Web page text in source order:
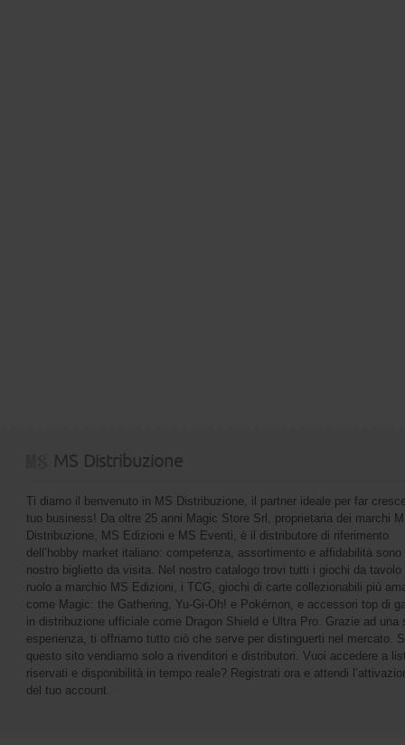
MS Distribuzione
Ti diamo il benvenuto in MS Distribuzione, il partner ideale per far
tuo business! Da oltre 25 anni Magic Store Srl, proprietaria dei marchi
Distribuzione, MS Edizioni e MS Eventi, è il distributore di riferimento
dell’hobby market italiano: competenza, assortimento e affidabilità sono
nostro biglietto da visita. Nel nostro catalogo trovi tutti i giochi da tavolo
ruolo a marchio MS Edizioni, i TCG, giochi di carte collezionabili più
come Magic: the Gathering, Yu-Gi-Oh! e Pokémon, e accessori top di
in distribuzione ufficiale come Dragon Shield e Ultra Pro. Grazie ad una
esperienza, ti offriamo tutto ciò che serve per distinguerti nel mercato.
questo sito vendiamo solo a rivenditori e distributori. Vuoi accedere a
riservati e disponibilità in tempo reale? Registrati ora e attendi
del tuo account.